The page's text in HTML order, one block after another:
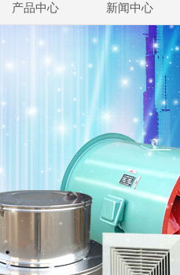
产品中心 新闻中心